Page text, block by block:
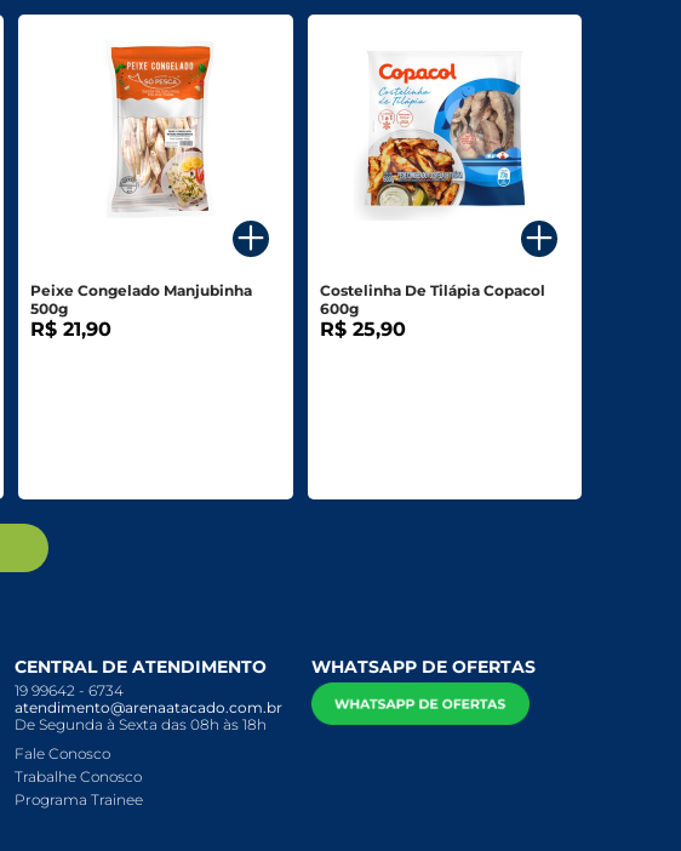
Peixe Congelado Manjubinha
500g
R$ 21,90
Costelinha De Tilápia Copacol
600g
R$ 25,90
CENTRAL DE ATENDIMENTO
19 99642 - 6734
atendimento@arenaatacado.com.br
De Segunda à Sexta das 08h às 18h
Fale Conosco
Trabalhe Conosco
Programa Trainee
WHATSAPP DE OFERTAS